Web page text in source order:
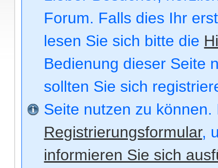
Forum. Falls dies Ihr
lesen Sie sich bitte die
Bedienung dieser Seite
sollten Sie sich
Seite nutzen zu
Registrierungsformular,
informieren Sie sich